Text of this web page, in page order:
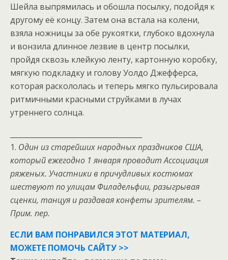
Шейла выпрямилась и обошла посылку, подойдя к
другому её концу. Затем она встала на колени,
взяла ножницы за обе рукоятки, глубоко вдохнула
и вонзила длинное лезвие в центр посылки,
пройдя сквозь клейкую ленту, картонную коробку,
мягкую подкладку и голову Уолдо Джефферса,
которая раскололась и теперь мягко пульсировала
ритмичными красными струйками в лучах
утреннего солнца.
1. Один из старейших народных праздников США,
который ежегодно 1 января проводит Ассоциация
ряженых. Участники в причудливых костюмах
шествуют по улицам Филадельфии, разыгрывая
сценки, танцуя и раздавая конфеты зрителям. –
Прим. пер.
ЕСЛИ ВАМ ПОНРАВИЛСЯ ЭТОТ МАТЕРИАЛ,
МОЖЕТЕ ПОМОЧЬ САЙТУ >>